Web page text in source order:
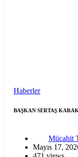
Haberler
BAŞKAN SERTAŞ
Mücahit
Mayıs 17,